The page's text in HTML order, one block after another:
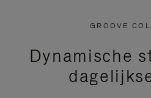
GROOVE
Dynamische